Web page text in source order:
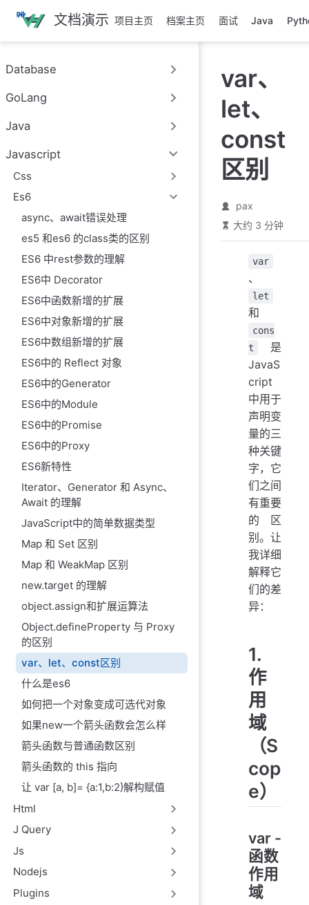
跳
主
內
文档演示 项目主页 档案主页 面试 Java
Database
GoLang
Java
Javascript
Css
Es6
async、await错误处理
es5 和es6 的class类的区别
ES6 中rest参数的理解
ES6中 Decorator
ES6中函数新增的扩展
ES6中对象新增的扩展
ES6中数组新增的扩展
ES6中的 Reflect 对象
ES6中的Generator
ES6中的Module
ES6中的Promise
ES6中的Proxy
ES6新特性
Iterator、Generator 和 Async、
Await 的理解
JavaScript中的简单数据类型
Map 和 Set 区别
Map 和 WeakMap 区别
new.target 的理解
object.assign和扩展运算法
Object.defineProperty 与 Proxy
的区别
var、let、const区别
什么是es6
如何把一个对象变成可选代对象
如果new一个箭头函数会怎么样
箭头函数与普通函数区别
箭头函数的 this 指向
让 var [a, b]= {a:1,b:2}解构赋值
Html
J Query
Js
Nodejs
Plugins
var、
let、
const
区别
pax
大约 3 分钟
var
、
let
和
cons
t
是
JavaS
cript
中用于
声明变
量的三
种关键
字，它
们之间
有重要
的区
别。让
我详细
解释它
们的差
异：
1.
作
用
域
（S
cop
e）
var -
函数
作用
域